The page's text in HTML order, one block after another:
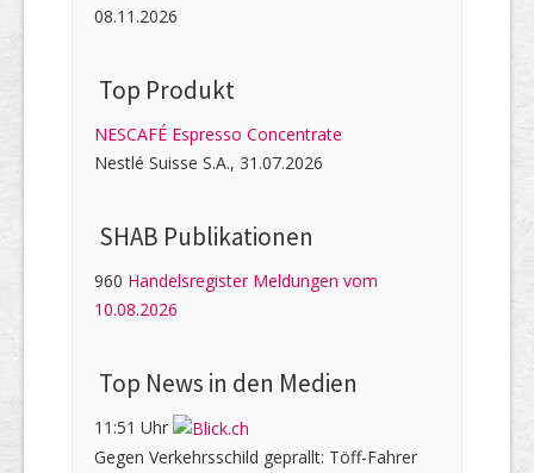
08.11.2026
Top Produkt
NESCAFÉ Espresso Concentrate
Nestlé Suisse S.A., 31.07.2026
SHAB Publi­kati­onen
960 Handelsregister Meldungen vom
10.08.2026
Top News in den Medien
11:51 Uhr
Gegen Verkehrsschild geprallt: Töff-Fahrer